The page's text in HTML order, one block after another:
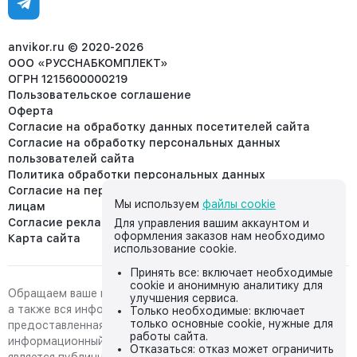
Отдел рекламации:
8 (953) 455-25-61
anvikor.ru © 2020-2026
ООО «РУССНАБКОМПЛЕКТ»
ОГРН 1215600000219
Пользовательское соглашение
Оферта
Согласие на обработку данных посетителей сайта
Согласие на обработку персональных данных
пользователей сайта
Политика обработки персональных данных
Согласие на передачу персональных данных третьим
лицам
Согласие реклама
Карта сайта
Обращаем ваше внимание на то, что данный интернет-сайт,
а также вся информация о товарах и ценах,
предоставленная на нём, носит исключительно
информационный характер и ни при каких условиях не
Мы используем файлы cookie
Для управления вашим аккаунтом и
оформления заказов нам необходимо
использование cookie.
Принять все: включает необходимые
cookie и анонимную аналитику для
улучшения сервиса.
Только необходимые: включает
только основные cookie, нужные для
работы сайта.
Отказаться: отказ может ограничить